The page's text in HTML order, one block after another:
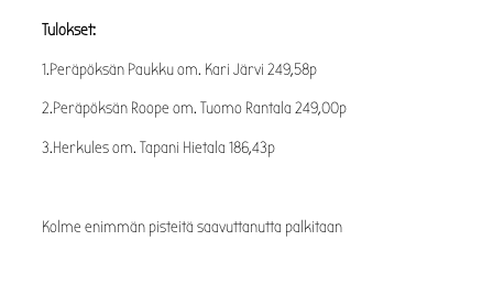
Tulokset:
1.Peräpöksän Paukku om. Kari Järvi 249,58p
2.Peräpöksän Roope om. Tuomo Rantala 249,00p
3.Herkules om. Tapani Hietala 186,43p
Kolme enimmän pisteitä saavuttanutta palkitaan